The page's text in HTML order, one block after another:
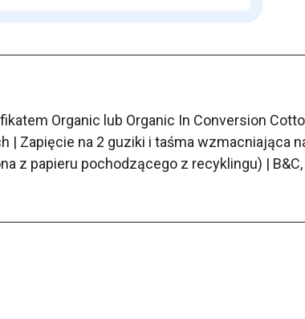
Organic lub Organic In Conversion
| Zapięcie na 2 guziki i taśma wzmacniająca
z papieru pochodzącego z recyklingu) |